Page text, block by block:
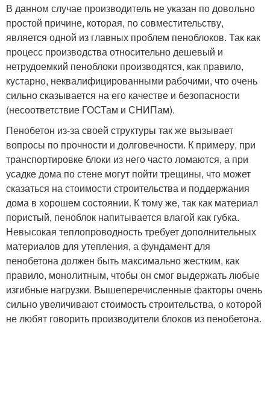
В данном случае производитель не указан по довольно
простой причине, которая, по совместительству,
является одной из главных проблем пеноблоков. Так как
процесс производства относительно дешевый и
нетрудоемкий пеноблоки производятся, как правило,
кустарно, неквалифицированными рабочими, что очень
сильно сказывается на его качестве и безопасности
(несоответствие ГОСТам и СНИПам).
Пенобетон из-за своей структуры так же вызывает
вопросы по прочности и долговечности. К примеру, при
транспортировке блоки из него часто ломаются, а при
усадке дома по стене могут пойти трещины, что может
сказаться на стоимости строительства и поддержания
дома в хорошем состоянии. К тому же, так как материал
пористый, пеноблок напитывается влагой как губка.
Невысокая теплопроводность требует дополнительных
материалов для утепления, а фундамент для
пенобетона должен быть максимально жестким, как
правило, монолитным, чтобы он смог выдержать любые
изгибные нагрузки. Вышеперечисленные факторы очень
сильно увеличивают стоимость строительства, о которой
не любят говорить производители блоков из пенобетона.